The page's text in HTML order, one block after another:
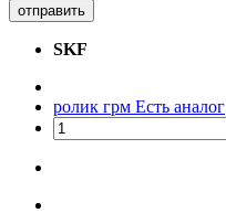
отправить
SKF
ролик грм Есть аналог